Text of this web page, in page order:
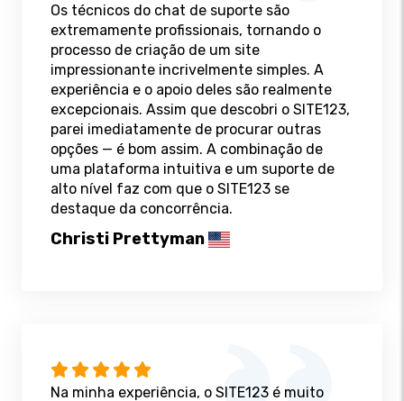
Os técnicos do chat de suporte são
extremamente profissionais, tornando o
processo de criação de um site
impressionante incrivelmente simples. A
experiência e o apoio deles são realmente
excepcionais. Assim que descobri o SITE123,
parei imediatamente de procurar outras
opções — é bom assim. A combinação de
uma plataforma intuitiva e um suporte de
alto nível faz com que o SITE123 se
destaque da concorrência.
Christi Prettyman
Na minha experiência, o SITE123 é muito